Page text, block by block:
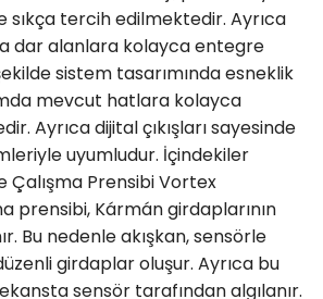
sıkça tercih edilmektedir. Ayrıca
dar alanlara kolayca entegre
sistem tasarımında esneklik
mevcut hatlara kolayca
Ayrıca dijital çıkışları sayesinde
uyumludur. İçindekiler
Prensibi Vortex
prensibi, Kármán girdaplarının
Bu nedenle akışkan, sensörle
girdaplar oluşur. Ayrıca bu
sensör tarafından algılanır.